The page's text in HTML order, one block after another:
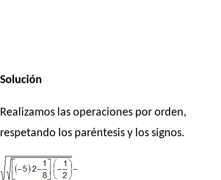
Solución
Realizamos las operaciones por orden,
respetando los paréntesis y los signos.